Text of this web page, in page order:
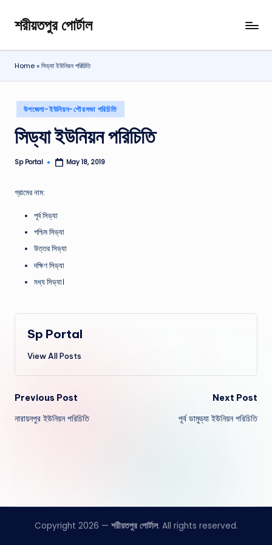
Skip
content
শরীয়তপুর পোর্টাল
শরীয়তপুর
জেলা
বিষয়ক
পোর্টাল
Home»সিড্যা ইউনিয়ন পরিচিতি
Posted
in
উপজেলা-ইউনিয়ন-পৌরসভা পরিচিতি
সিড্যা ইউনিয়ন পরিচিতি
Posted
Sp Portal May 18, 2019
গ্রামের নাম:
পূর্ব সিড্যা
পশ্চিম সিড্যা
উত্তর সিড্যা
দক্ষিণ সিড্যা
মধ্য সিড্যা।
Sp Portal
View All Posts
Post
navigation
Previous Post
নারায়নপুর ইউনিয়ন পরিচিতি
Next Post
পূর্ব ডামুড্যা ইউনিয়ন পরিচিতি
Copyright 2026 — শরীয়তপুর পোর্টাল. All rights reserved.